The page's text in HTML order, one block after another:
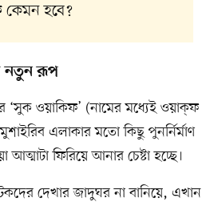
কেমন হবে?
নতুন রূপ
‘সুক ওয়াকিফ’ (নামের মধ্যেই ওয়াক্‌ফ
এলাকার মতো কিছু পুনর্নির্মাণ
আত্মাটা ফিরিয়ে আনার চেষ্টা হচ্ছে।
দেখার জাদুঘর না বানিয়ে, এখান